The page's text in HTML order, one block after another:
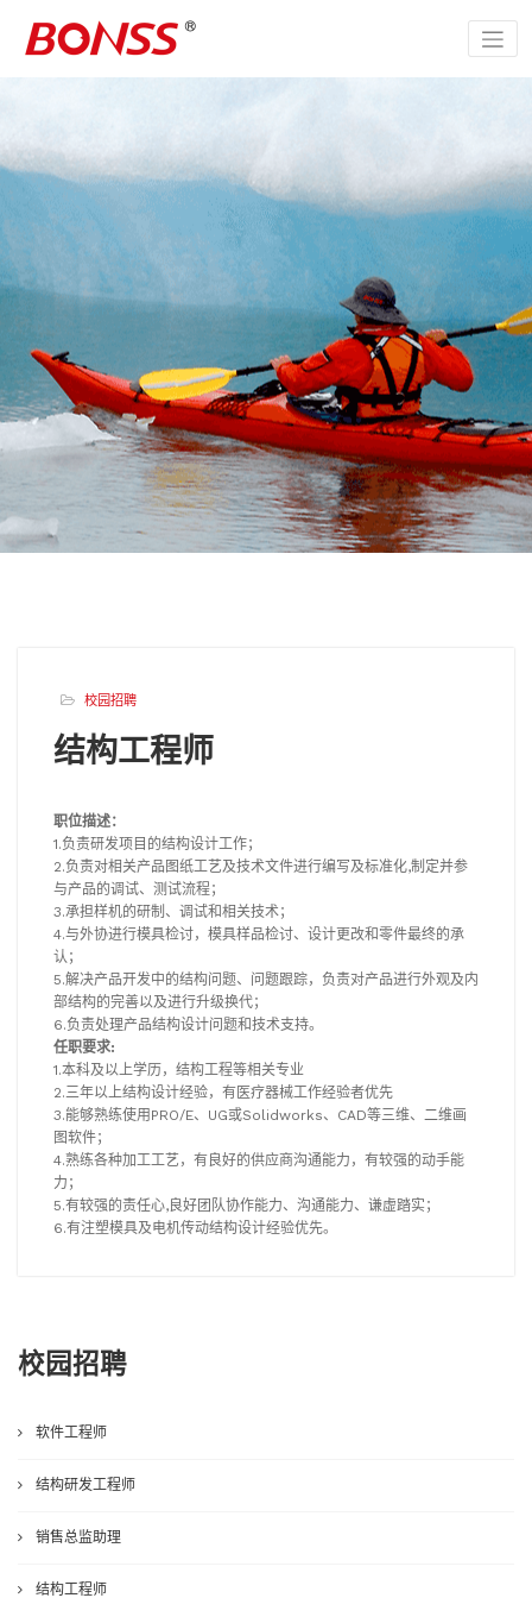
校园招聘
结构工程师
职位描述：
1.负责研发项目的结构设计工作；
2.负责对相关产品图纸工艺及技术文件进行编写及标准化,制定并参
与产品的调试、测试流程；
3.承担样机的研制、调试和相关技术；
4.与外协进行模具检讨，模具样品检讨、设计更改和零件最终的承
认；
5.解决产品开发中的结构问题、问题跟踪，负责对产品进行外观及内
部结构的完善以及进行升级换代；
6.负责处理产品结构设计问题和技术支持。
任职要求:
1.本科及以上学历，结构工程等相关专业
2.三年以上结构设计经验，有医疗器械工作经验者优先
3.能够熟练使用PRO/E、UG或Solidworks、CAD等三维、二维画
图软件；
4.熟练各种加工工艺，有良好的供应商沟通能力，有较强的动手能
力；
5.有较强的责任心,良好团队协作能力、沟通能力、谦虚踏实；
6.有注塑模具及电机传动结构设计经验优先。
校园招聘
软件工程师
结构研发工程师
销售总监助理
结构工程师